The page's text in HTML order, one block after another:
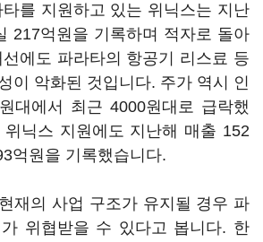
를 지원하고 있는 위닉스는 지난
217억원을 기록하며 적자로 돌아
에도 파라타의 항공기 리스료 등
이 악화된 것입니다. 주가 역시 인
대에서 최근 4000원대로 급락했
닉스 지원에도 지난해 매출 152
억원을 기록했습니다.
재의 사업 구조가 유지될 경우 파
위협받을 수 있다고 봅니다. 한